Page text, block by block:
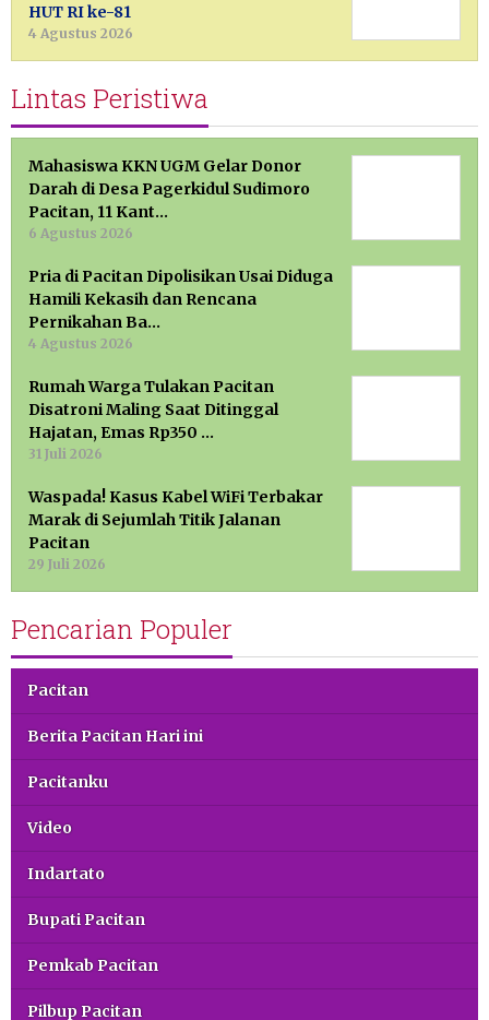
HUT RI ke-81
4 Agustus 2026
Lintas Peristiwa
Mahasiswa KKN UGM Gelar Donor
Darah di Desa Pagerkidul Sudimoro
Pacitan, 11 Kant…
6 Agustus 2026
Pria di Pacitan Dipolisikan Usai Diduga
Hamili Kekasih dan Rencana
Pernikahan Ba…
4 Agustus 2026
Rumah Warga Tulakan Pacitan
Disatroni Maling Saat Ditinggal
Hajatan, Emas Rp350 …
31 Juli 2026
Waspada! Kasus Kabel WiFi Terbakar
Marak di Sejumlah Titik Jalanan
Pacitan
29 Juli 2026
Pencarian Populer
Pacitan
Berita Pacitan Hari ini
Pacitanku
Video
Indartato
Bupati Pacitan
Pemkab Pacitan
Pilbup Pacitan